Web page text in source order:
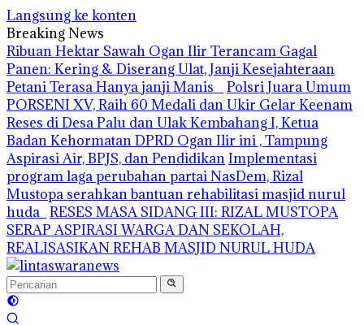
Langsung ke konten
Breaking News
Ribuan Hektar Sawah Ogan Ilir Terancam Gagal
Panen: Kering & Diserang Ulat, Janji Kesejahteraan
Petani Terasa Hanya janji Manis
Polsri Juara Umum
PORSENI XV, Raih 60 Medali dan Ukir Gelar Keenam
Reses di Desa Palu dan Ulak Kembahang I, Ketua
Badan Kehormatan DPRD Ogan Ilir ini , Tampung
Aspirasi Air, BPJS, dan PendidikanImplementasi
program laga perubahan partai NasDem, Rizal
Mustopa serahkan bantuan rehabilitasi masjid nurul
huda RESES MASA SIDANG III: RIZAL MUSTOPA
SERAP ASPIRASI WARGA DAN SEKOLAH,
REALISASIKAN REHAB MASJID NURUL HUDA